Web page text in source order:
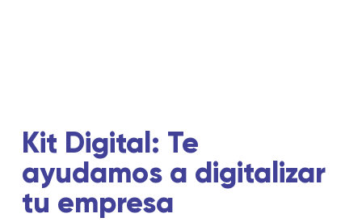
Kit Digital: Te
ayudamos a digitalizar
tu empresa